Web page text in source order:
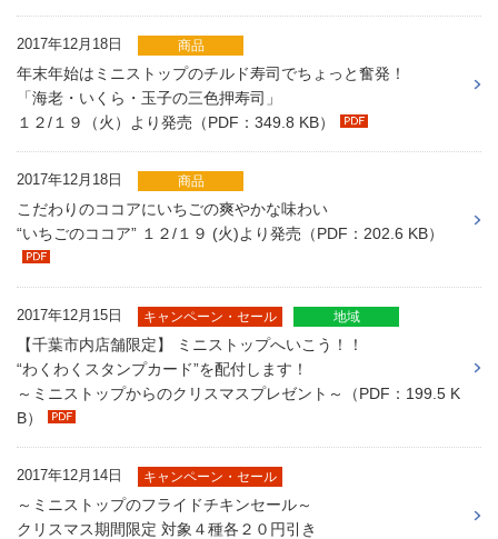
2017年12月18日 商品
年末年始はミニストップのチルド寿司でちょっと奮発！
「海老・いくら・玉子の三色押寿司」
１２/１９（火）より発売（PDF：349.8 KB）
2017年12月18日 商品
こだわりのココアにいちごの爽やかな味わい
“いちごのココア” １２/１９ (火)より発売（PDF：202.6 KB）
2017年12月15日 キャンペーン・セール 地域
【千葉市内店舗限定】 ミニストップへいこう！！
“わくわくスタンプカード”を配付します！
～ミニストップからのクリスマスプレゼント～（PDF：199.5 K
B）
2017年12月14日 キャンペーン・セール
～ミニストップのフライドチキンセール～
クリスマス期間限定 対象４種各２０円引き